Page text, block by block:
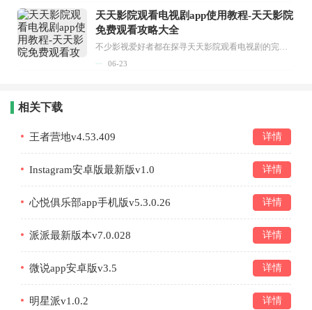
天天影院观看电视剧app使用教程-天天影院
免费观看攻略大全
不少影视爱好者都在探寻天天影院观看电视剧的完整方法，结合最新平台使用规则，本篇新手入门攻略全面讲解观看渠道、检索流程、播放设置以及画面模式调整等实用内容。全文适配手机、电脑等主流设备，步骤简洁易懂，无论是初次使用的新手，还是想要优化观影体验的用户，都能参照内容快速上手，熟练掌握平台各项操作技巧，轻松畅享影视内容。...
06-23
相关下载
王者营地v4.53.409 详情
Instagram安卓版最新版v1.0 详情
心悦俱乐部app手机版v5.3.0.26 详情
派派最新版本v7.0.028 详情
微说app安卓版v3.5 详情
明星派v1.0.2 详情